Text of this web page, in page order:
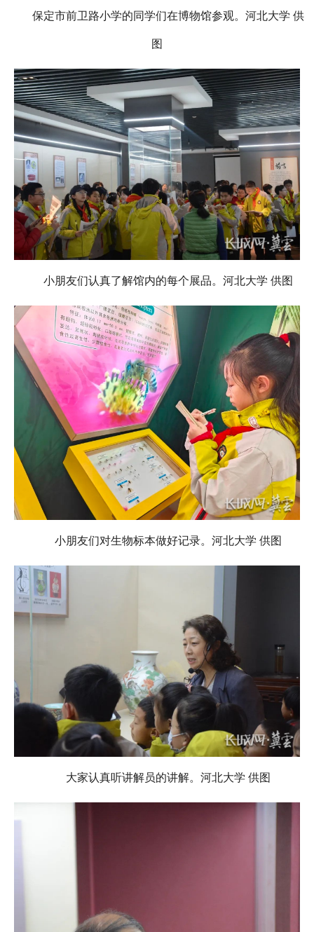
保定市前卫路小学的同学们在博物馆参观。河北大学 供
图
小朋友们认真了解馆内的每个展品。河北大学 供图
小朋友们对生物标本做好记录。河北大学 供图
大家认真听讲解员的讲解。河北大学 供图